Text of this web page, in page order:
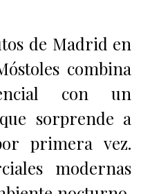
de Madrid en
combina
con un
sorprende a
primera vez.
modernas